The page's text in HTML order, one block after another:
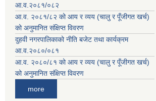
आ.व.२०८१/०८२
आ.व. २०८१/८२ को आय र व्यय (चालु र पूँजीगत खर्च)
को अनुमानित संक्षिप्त विवरण
दुहवी नगरपालिकाको नीति बजेट तथा कार्यक्रम
आ.व.२०८०/०८१
आ.व. २०८०/८१ को आय र व्यय (चालु र पूँजीगत खर्च)
को अनुमानित संक्षिप्त विवरण
more